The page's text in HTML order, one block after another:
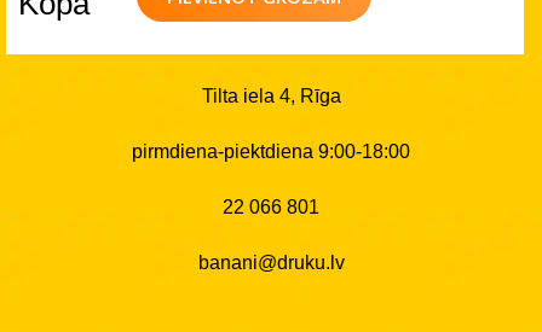
Tilta iela 4, Rīga
pirmdiena-piektdiena 9:00-18:00
22 066 801
banani@druku.lv